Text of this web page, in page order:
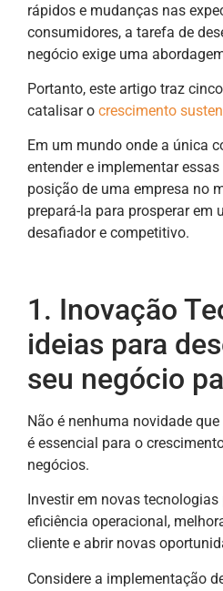
rápidos e mudanças nas
consumidores, a tarefa de
negócio exige uma
Portanto, este artigo traz
catalisar o crescimento
Em um mundo onde a única
entender e implementar
posição de uma empresa no
prepará-la para prosperar em
desafiador e competitivo.
1. Inovação
ideias para
seu negócio
Não é nenhuma novidade
é essencial para o
negócios.
Investir em novas
eficiência operacional,
cliente e abrir novas
Considere a implementação